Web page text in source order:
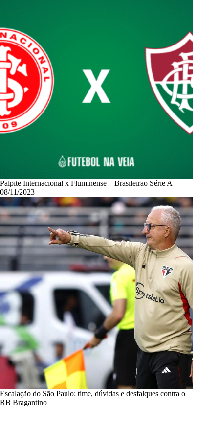
Palpite Internacional x Fluminense – Brasileirão Série A –
08/11/2023
Escalação do São Paulo: time, dúvidas e desfalques contra o
RB Bragantino